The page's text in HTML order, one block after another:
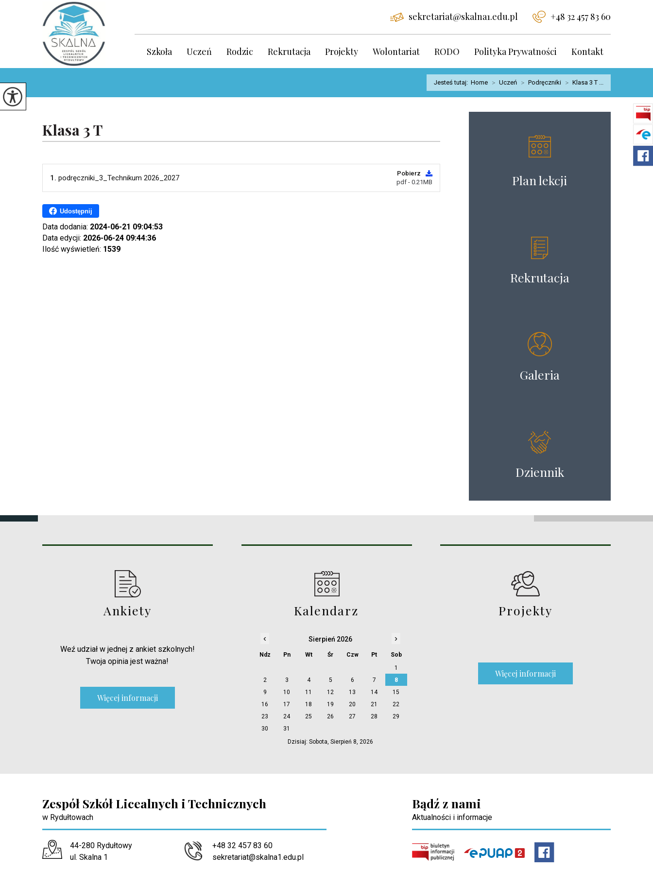
sekretariat@skalna1.edu.pl +48 32 457 83 60
Szkoła Uczeń Rodzic Rekrutacja Projekty Wolontariat RODO Polityka Prywatności Kontakt
Jesteś tutaj: Home > Uczeń > Podręczniki > Klasa 3 T ...
Klasa 3 T
1. podręczniki_3_Technikum 2026_2027
Pobierz
pdf - 0.21MB
Udostępnij
Data dodania: 2024-06-21 09:04:53
Data edycji: 2026-06-24 09:44:36
Ilość wyświetleń: 1539
Plan lekcji
Rekrutacja
Galeria
Dziennik
Ankiety
Weź udział w jednej z ankiet szkolnych!
Twoja opinia jest ważna!
Więcej informacji
Kalendarz
‹ Sierpień 2026 ›
Ndz Pn Wt Śr Czw Pt
Sob
1
2
3 4 5 6 7
8
9
10 11 12 13 14
15
16
17 18 19 20 21
22
23
24 25 26 27 28
29
30
31
Dzisiaj: Sobota, Sierpień 8, 2026
Projekty
Więcej informacji
Zespół Szkół Licealnych i Technicznych
w Rydułtowach
Adres pocztowy:
44-280 Rydułtowy
ul. Skalna 1
+48 32 457 83 60
sekretariat@skalna1.edu.pl
Bądź z nami
Aktualności i informacje